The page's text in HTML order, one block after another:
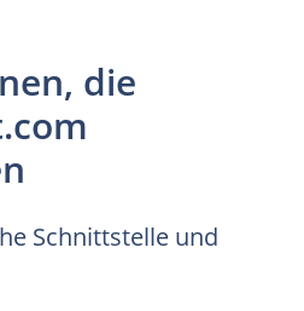
die
Schnittstelle und